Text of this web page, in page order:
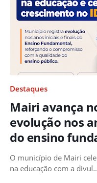
Destaques
Mairi avança
evolução nos
do ensino
O município de Mairi
na educação com a